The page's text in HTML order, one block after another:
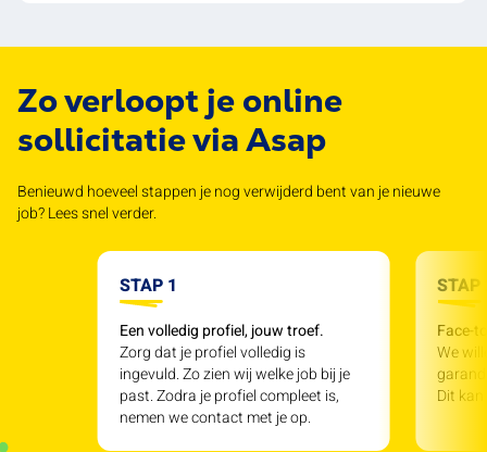
Zo verloopt je online
sollicitatie via Asap
Benieuwd hoeveel stappen je nog verwijderd bent van je nieuwe
job? Lees snel verder.
STAP 1
Een volledig profiel, jouw troef.
Zorg dat je profiel volledig is
ingevuld. Zo zien wij welke job bij je
past. Zodra je profiel compleet is,
nemen we contact met je op.
STAP
Face-
We
Dit